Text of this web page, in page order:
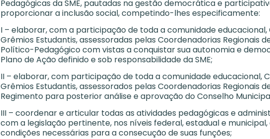
Pedagógicas da SME, pautadas na gestão democrática e
proporcionar a inclusão social, competindo-lhes especificamente:
I – elaborar, com a participação de toda a comunidade
Grêmios Estudantis, assessoradas pelas Coordenadorias Regionais
Político-Pedagógico com vistas a conquistar sua autonomia e
Plano de Ação definido e sob responsabilidade da SME;
II – elaborar, com participação de toda a comunidade educacional,
Grêmios Estudantis, assessorados pelas Coordenadorias Regionais
Regimento para posterior análise e aprovação do Conselho
III – coordenar e articular todas as atividades pedagógicas e
com a legislação pertinente, nos níveis federal, estadual e
condições necessárias para a consecução de suas funções;